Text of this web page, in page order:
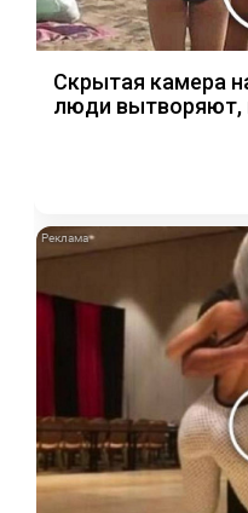
Скрытая камера
люди вытворяют,